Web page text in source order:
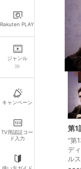
Rakuten PLAY
ジャンル
キャンペーン
TV用認証コー
ド入力
第
“第
デ
ル